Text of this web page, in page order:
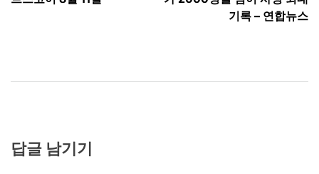
기록 – 연합뉴스
답글 남기기